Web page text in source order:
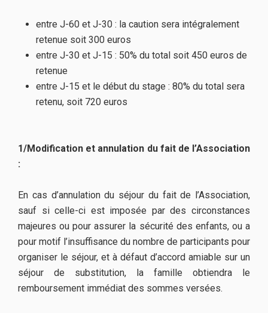
entre J-60 et J-30 : la caution sera intégralement
retenue soit 300 euros
entre J-30 et J-15 : 50% du total soit 450 euros de
retenue
entre J-15 et le début du stage : 80% du total sera
retenu, soit 720 euros
1/Modification et annulation du fait de l’Association
:
En cas d’annulation du séjour du fait de l’Association,
sauf si celle-ci est imposée par des circonstances
majeures ou pour assurer la sécurité des enfants, ou a
pour motif l’insuffisance du nombre de participants pour
organiser le séjour, et à défaut d’accord amiable sur un
séjour de substitution, la famille obtiendra le
remboursement immédiat des sommes versées.